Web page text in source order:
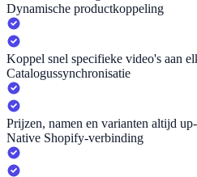
Dynamische productkoppeling
Koppel snel specifieke video's aan
Catalogussynchronisatie
Prijzen, namen en varianten altijd
Native Shopify-verbinding